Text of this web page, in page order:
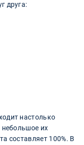
друга:
настолько
их
составляет 100%. В